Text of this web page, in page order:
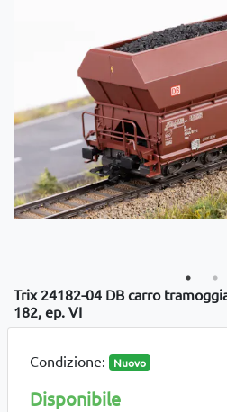
Trix 24182-04 DB carro
182, ep. VI
Condizione: Nuovo
Disponibile